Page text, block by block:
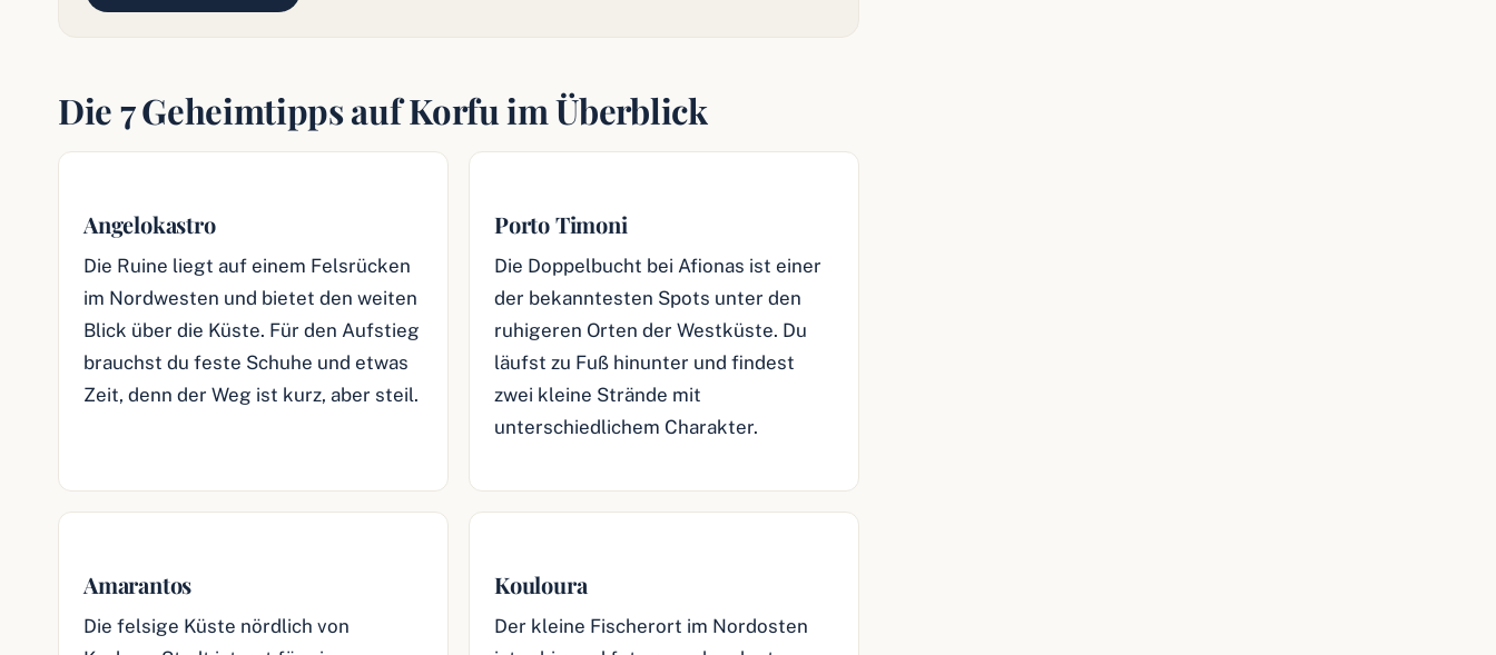
Die 7 Geheimtipps auf Korfu im Überblick
Angelokastro
Die Ruine liegt auf einem Felsrücken
im Nordwesten und bietet den weiten
Blick über die Küste. Für den Aufstieg
brauchst du feste Schuhe und etwas
Zeit, denn der Weg ist kurz, aber steil.
Porto Timoni
Die Doppelbucht bei Afionas ist einer
der bekanntesten Spots unter den
ruhigeren Orten der Westküste. Du
läufst zu Fuß hinunter und findest
zwei kleine Strände mit
unterschiedlichem Charakter.
Amarantos
Die felsige Küste nördlich von
Kouloura
Der kleine Fischerort im Nordosten